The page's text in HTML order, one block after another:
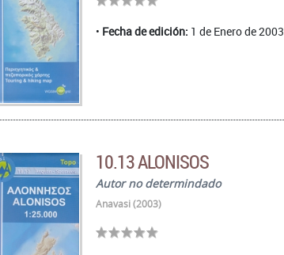
Fecha de edición: 1 de Enero de 2003
10.13 ALONISOS
Autor no determindado
Anavasi (2003)